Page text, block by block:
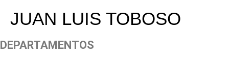
JUAN LUIS TOBOSO
DEPARTAMENTOS